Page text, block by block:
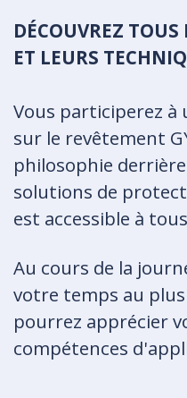
DÉCOUVREZ
ET LEURS
Vous participerez à
sur le revêtement
philosophie
solutions de
est accessible à
Au cours de la
votre temps au
pourrez apprécier
compétences